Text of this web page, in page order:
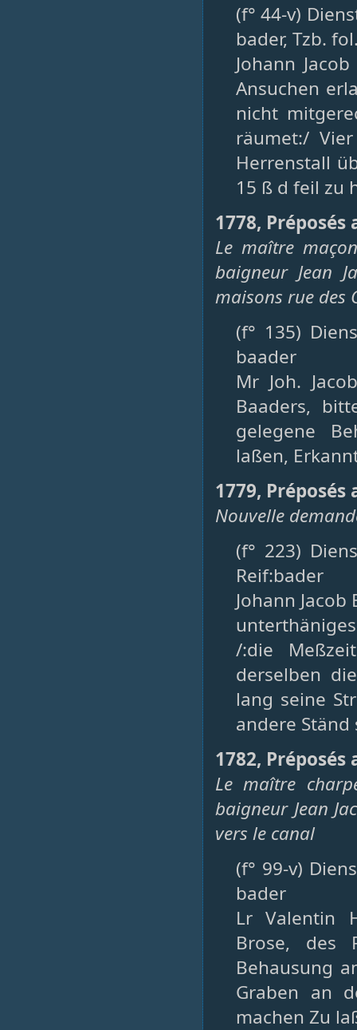
(f° 44-v)
bader, Tzb.
Johann
Ansuchen
nicht
räumet:/
Herrenstall
15 ß d feil zu
1778,
Le maître
baigneur Jean
maisons rue des
(f° 135)
baader
Mr Joh.
Baaders,
gelegene
laßen,
1779,
Nouvelle
(f° 223)
Reif:bader
Johann
/:die
derselben
lang seine
andere
1782,
Le maître
baigneur Jean
vers le canal
(f° 99-v)
bader
Lr Valentin
Brose, des
Behausung
Graben an
machen Zu